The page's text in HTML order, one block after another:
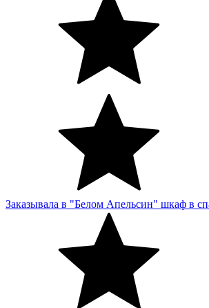
Заказывала в "Белом Апельсин" шкаф в